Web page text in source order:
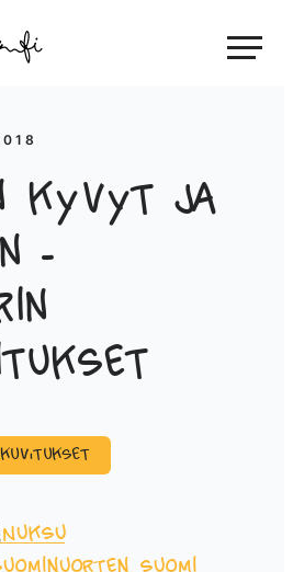
kyvyt ja
-
Nuksu